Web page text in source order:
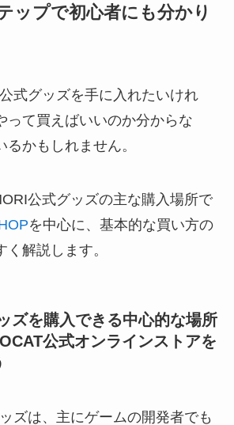
ップで初心者にも分かり
式グッズを手に入れたいけれ
って買えばいいのか分からな
かもしれません。
公式グッズの主な購入場所で
を中心に、基本的な買い方の
解説します。
ズを購入できる中心的な場所
公式オンラインストアを
ズは、主にゲームの開発者でも